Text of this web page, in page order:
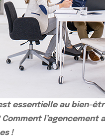
essentielle au bien-
!